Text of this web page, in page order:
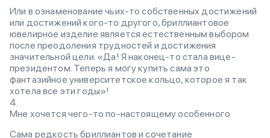
Или в ознаменование чьих-то собственных достижений
или достижений кого-то другого, бриллиантовое
ювелирное изделие является естественным выбором
после преодоления трудностей и достижения
значительной цели. «Да! Я наконец-то стала вице-
президентом. Теперь я могу купить сама это
фантазийное университетское кольцо, которое я так
хотела все эти годы»!
Мне хочется чего-то по-настоящему особенного
Сама редкость бриллиантов и сочетание